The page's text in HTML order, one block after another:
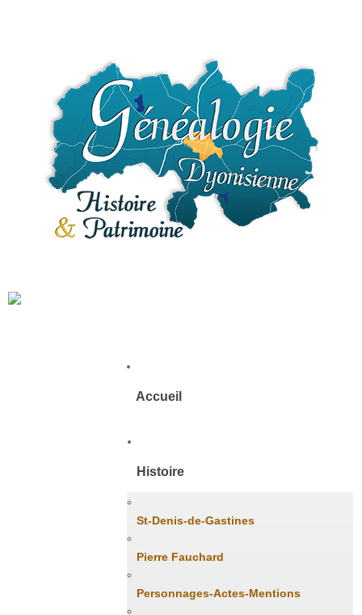
Accueil
Histoire
St-Denis-de-Gastines
Pierre Fauchard
Personnages-Actes-Mentions